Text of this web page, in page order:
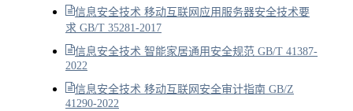
信息安全技术 移动互联网应用服务器安全技术要
求 GB/T 35281-2017
信息安全技术 智能家居通用安全规范 GB/T 41387-
2022
信息安全技术 移动互联网安全审计指南 GB/Z
41290-2022